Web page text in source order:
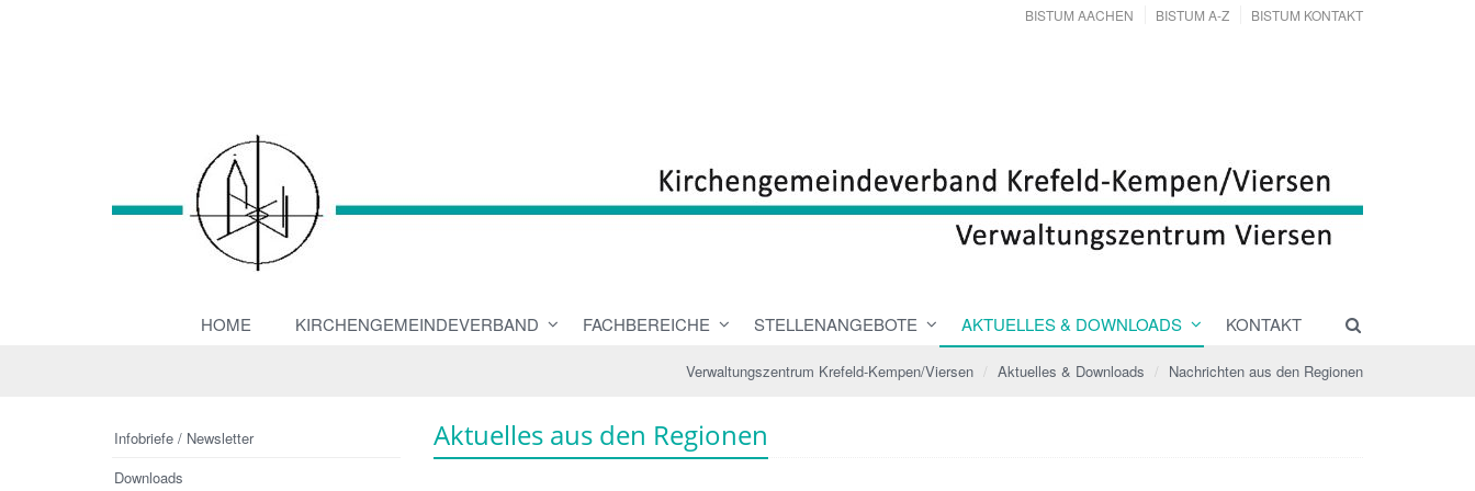
BISTUM AACHEN BISTUM A-Z BISTUM KONTAKT
HOME KIRCHENGEMEINDEVERBAND FACHBEREICHE STELLENANGEBOTE AKTUELLES & DOWNLOADS KONTAKT
Verwaltungszentrum Krefeld-Kempen/Viersen Aktuelles & Downloads Nachrichten aus den Regionen
Aktuelles aus den Regionen
Infobriefe / Newsletter
Downloads